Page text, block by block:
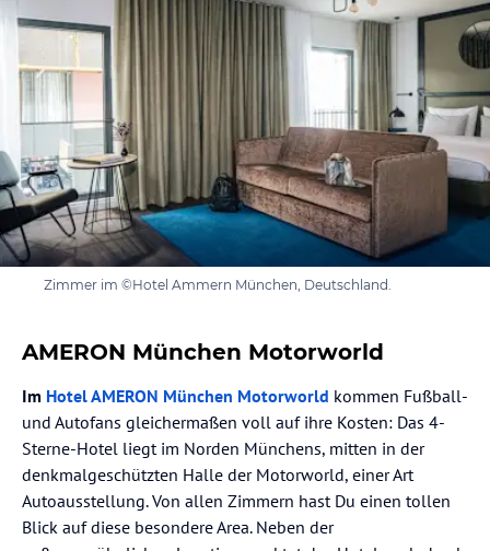
Zimmer im ©Hotel Ammern München, Deutschland.
AMERON München Motorworld
Im Hotel AMERON München Motorworld kommen Fußball-
und Autofans gleichermaßen voll auf ihre Kosten: Das 4-
Sterne-Hotel liegt im Norden Münchens, mitten in der
denkmalgeschützten Halle der Motorworld, einer Art
Autoausstellung. Von allen Zimmern hast Du einen tollen
Blick auf diese besondere Area. Neben der